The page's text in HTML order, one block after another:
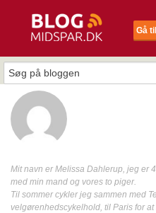
Gå
Mit navn er Melissa Dahlerup, jeg er
med min mand og vores to piger.
Til sommer cykler jeg sammen med
velgørenhedscykelhold, til Paris for